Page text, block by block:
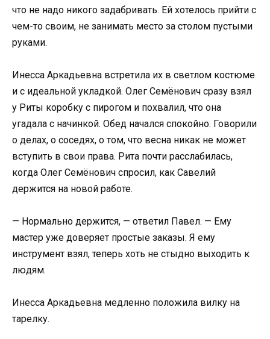
что не надо никого задабривать. Ей хотелось прийти с
чем-то своим, не занимать место за столом пустыми
руками.
Инесса Аркадьевна встретила их в светлом костюме
и с идеальной укладкой. Олег Семёнович сразу взял
у Риты коробку с пирогом и похвалил, что она
угадала с начинкой. Обед начался спокойно. Говорили
о делах, о соседях, о том, что весна никак не может
вступить в свои права. Рита почти расслабилась,
когда Олег Семёнович спросил, как Савелий
держится на новой работе.
— Нормально держится, — ответил Павел. — Ему
мастер уже доверяет простые заказы. Я ему
инструмент взял, теперь хоть не стыдно выходить к
людям.
Инесса Аркадьевна медленно положила вилку на
тарелку.